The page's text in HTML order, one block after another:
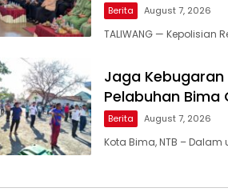
Berita August 7, 2026
TALIWANG — Kepolisian
Jaga
Pelabuhan Bima
Berita August 7, 2026
Kota Bima, NTB –